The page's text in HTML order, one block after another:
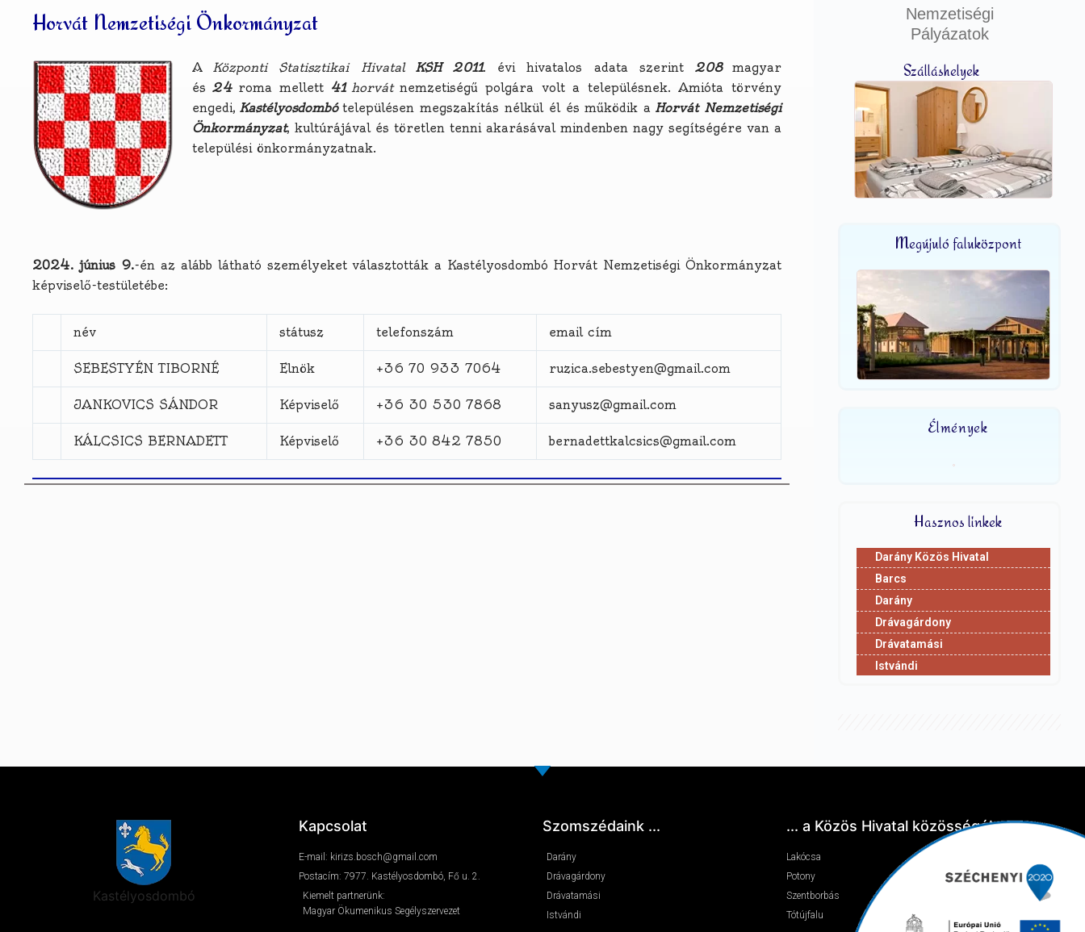
Horvát Nemzetiségi Önkormányzat
A Központi Statisztikai Hivatal KSH 2011. évi hivatalos adata szerint 208magyar
és 24roma mellett 41 horvátnemzetiségű polgára volt a településnek. Amióta törvény
engedi, Kastélyosdombótelepülésen megszakítás nélkül él és működik a Horvát Nemzetiségi
Önkormányzat, kultúrájával és töretlen tenni akarásával mindenben nagy segítségére van a
települési önkormányzatnak.
2024. június 9.-én az alább látható személyeket választották a Kastélyosdombó Horvát Nemzetiségi Önkormányzat
képviselő-testületébe:
név státusz telefonszám email cím
SEBESTYÉN TIBORNÉ Elnök +36 70 933 7064 ruzica.sebestyen@gmail.com
JANKOVICS SÁNDOR Képviselő +36 30 530 7868 sanyusz@gmail.com
KÁLCSICS BERNADETT Képviselő +36 30 842 7850 bernadettkalcsics@gmail.com
Nemzetiségi
Pályázatok
Szálláshelyek
Megújuló faluközpont
Élmények
Hasznos linkek
Darány Közös Hivatal
Barcs
Darány
Drávagárdony
Drávatamási
Istvándi
Kastélyosdombó
Kapcsolat
E-mail: kirizs.bosch@gmail.com
Postacím: 7977. Kastélyosdombó, Fő u. 2.
Kiemelt partnerünk:
Magyar Ökumenikus Segélyszervezet
Szomszédaink ...
Darány
Drávagárdony
Drávatamási
Istvándi
... a Közös Hivatal közösségében
Lakócsa
Potony
Szentborbás
Tótújfalu